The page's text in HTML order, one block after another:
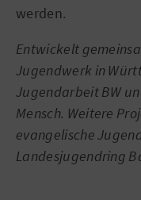
werden.
Entwickelt
Jugendwerk in
Jugendarbeit BW
Mensch. Weitere
evangelische
Landesjugendring